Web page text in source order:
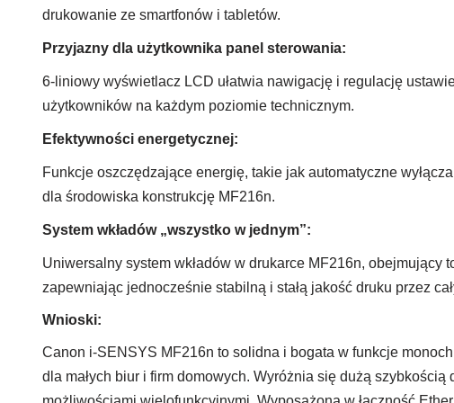
drukowanie ze smartfonów i tabletów.
Przyjazny dla użytkownika panel sterowania:
6-liniowy wyświetlacz LCD ułatwia nawigację i regulację
użytkowników na każdym poziomie technicznym.
Efektywności energetycznej:
Funkcje oszczędzające energię, takie jak automatyczne
dla środowiska konstrukcję MF216n.
System wkładów „wszystko w jednym”:
Uniwersalny system wkładów w drukarce MF216n, obejmujący
zapewniając jednocześnie stabilną i stałą jakość druku przez
Wnioski:
Canon i-SENSYS MF216n to solidna i bogata w funkcje
dla małych biur i firm domowych. Wyróżnia się dużą